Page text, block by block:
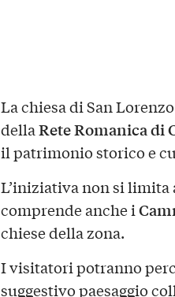
La chiesa di San
dellaRete Romanica di
il patrimonio storico e
L’iniziativa non si limita
comprende anche i
chiese della zona.
I visitatori potranno
suggestivo paesaggio